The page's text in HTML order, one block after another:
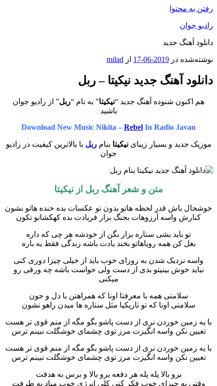
رفتن به محتوا
رادیو جوان
دانلود آهنگ جدید
نوشته‌شده در 2019-06-17 از milad
دانلود آهنگ جدید نیکیتا – ربل
هم اکنون شنوده آهنگ جدید “نیکیتا” به نام “ربل” از رادیو جوان
باشید
Download New Music Nikita – Rebel In Radio Javan
موزیک جدید و بسیار زیباینیکیتا بنام ربل با بالاترین کیفیت در رادیو
جوان
متن و شعر آهنگ ربل از نیکیتا
خوشحال باش قدر لحظه هاتو بدون تو عکسات بده خنده هاتو نشون
کنارش واسه آرزوهات بجنگ بزار فریادت بده کهکشانو تکون
تو باید بشی ستاره بزار بگن از خودشه هر چی که داره
بغل کن همه رویاهاتو بخند یادت باشه زندگی فقط یه باره
واسه نزدیک شدن به روزای خوب باید از خیلی چیزا دوری کنی
نباید خوش بینیتو بدی از دست ولی حواست باشه چه ورقی رو
میکنی
سلامتی همه با معرفتا اونا که همراهتن با دل و جون
سلامتی اونا که تو تاریکیا مثل ستاره ها میدن راهو نشون
با یه زمین خوردن نری از دست پاشو بگو مگه از منم قوی تر هست
تعیین نکن واسه انگیزت مرز توی چشمای خوشگلت نبینم ترس
با یه زمین خوردن نری از دست پاشو بگو مگه از منم قوی تر هست
تعیین نکن واسه انگیزت مرز توی چشمای خوشگلت نبینم ترس
برو بالا پله پله هر دفعه برو بالا و برس به هدفت
وقتی به چیزای خوب فکر کنی کلی انرژی خوب میاد به طرفت